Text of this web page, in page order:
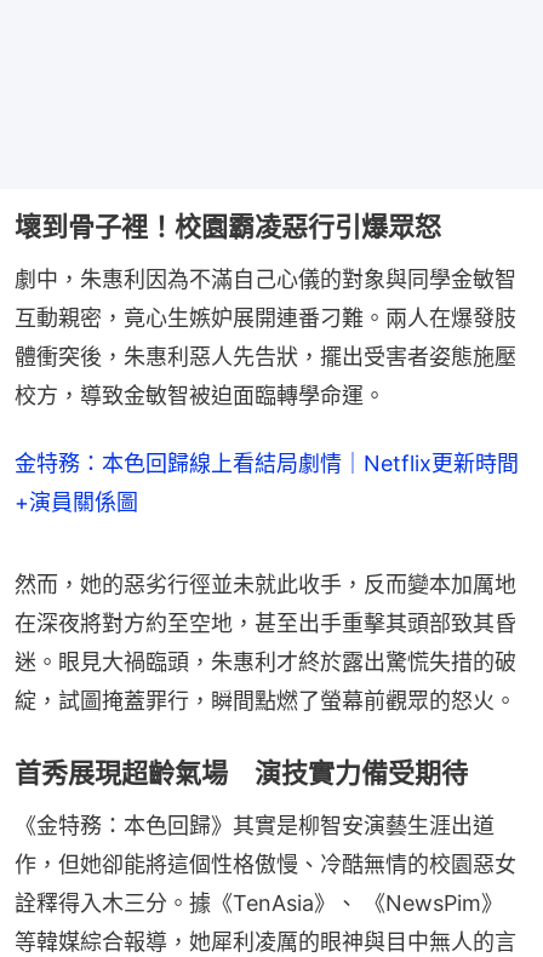
壞到骨子裡！校園霸凌惡行引爆眾怒
劇中，朱惠利因為不滿自己心儀的對象與同學金敏智
互動親密，竟心生嫉妒展開連番刁難。兩人在爆發肢
體衝突後，朱惠利惡人先告狀，擺出受害者姿態施壓
校方，導致金敏智被迫面臨轉學命運。
金特務：本色回歸線上看結局劇情｜Netflix更新時間
+演員關係圖
然而，她的惡劣行徑並未就此收手，反而變本加厲地
在深夜將對方約至空地，甚至出手重擊其頭部致其昏
迷。眼見大禍臨頭，朱惠利才終於露出驚慌失措的破
綻，試圖掩蓋罪行，瞬間點燃了螢幕前觀眾的怒火。
首秀展現超齡氣場 演技實力備受期待
《金特務：本色回歸》其實是柳智安演藝生涯出道
作，但她卻能將這個性格傲慢、冷酷無情的校園惡女
詮釋得入木三分。據《TenAsia》、 《NewsPim》
等韓媒綜合報導，她犀利凌厲的眼神與目中無人的言